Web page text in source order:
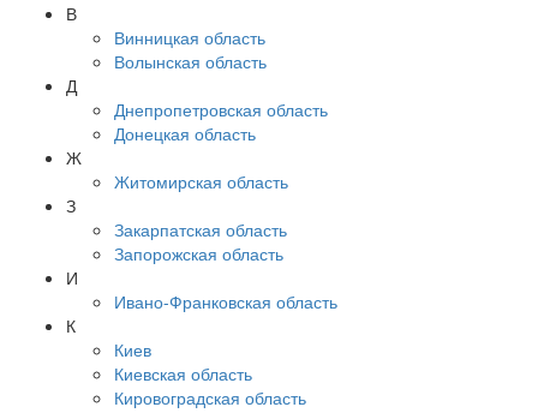
В
Винницкая область
Волынская область
Д
Днепропетровская область
Донецкая область
Ж
Житомирская область
З
Закарпатская область
Запорожская область
И
Ивано-Франковская область
К
Киев
Киевская область
Кировоградская область